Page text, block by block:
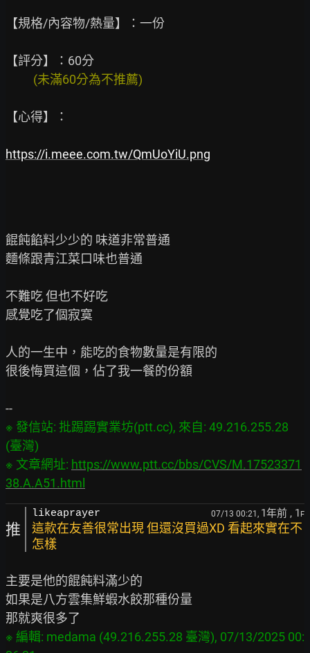
【規格/內容物/熱量】：一份
          (未滿60分為不推薦)
【心得】：
https://i.meee.com.tw/QmUoYiU.png
餛飩餡料少少的 味道非常普通
麵條跟青江菜口味也普通
不難吃 但也不好吃
感覺吃了個寂寞
人的一生中，能吃的食物數量是有限的
很後悔買這個，佔了我一餐的份額
※ 發信站: 批踢踢實業坊(ptt.cc), 來自: 49.216.255.28
(臺灣)
※ 文章網址: https://www.ptt.cc/bbs/CVS/M.17523371
38.A.A51.html
推
likeaprayer 07/13 00:21, 1年前 , 1 F
這款在友善很常出現 但還沒買過XD 看起來實在不
怎樣
主要是他的餛飩料滿少的
如果是八方雲集鮮蝦水餃那種份量
※ 編輯: medama (49.216.255.28 臺灣), 07/13/2025 00: